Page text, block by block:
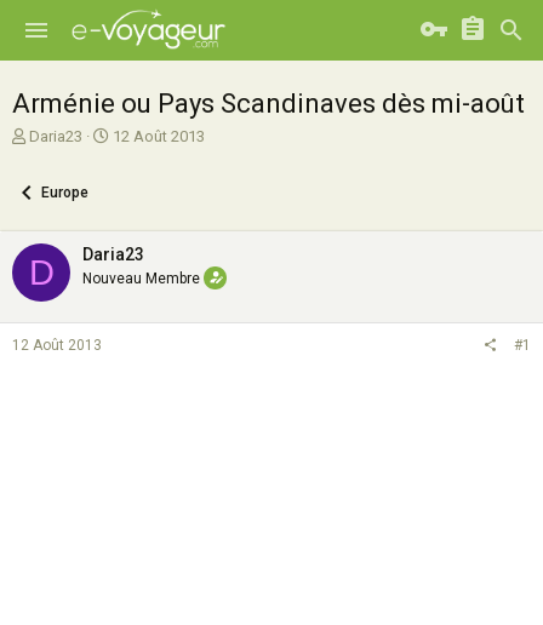
Arménie ou Pays Scandinaves dès mi-août
A
e
r
d
e
d
Daria23
D
e
d
é
12 Août 2013
Europe
D Daria23
Nouveau Membre
12 Août 2013 #1